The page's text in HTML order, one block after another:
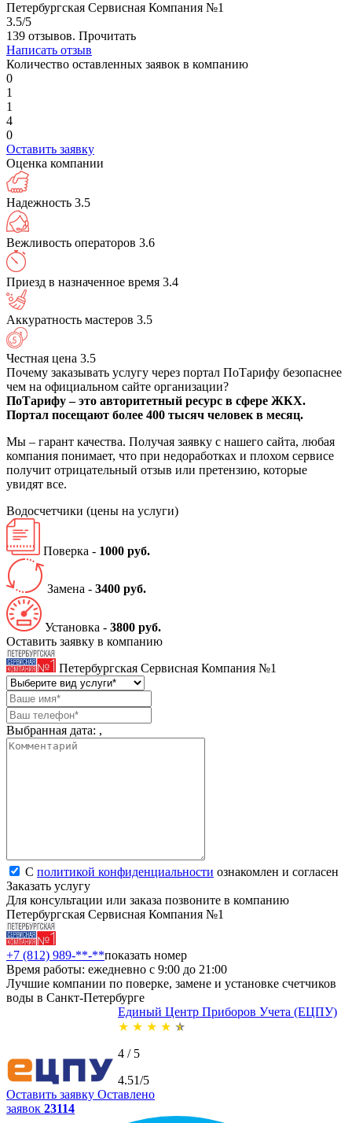
Петербургская Сервисная Компания №1
3.5/5
139 отзывов. Прочитать
Написать отзыв
Количество оставленных заявок в компанию
0
1
1
4
0
Оставить заявку
Оценка компании
Надежность 3.5
Вежливость операторов 3.6
Приезд в назначенное время 3.4
Аккуратность мастеров 3.5
Честная цена 3.5
Почему заказывать услугу через портал ПоТарифу безопаснее
чем на официальном сайте организации?
ПоТарифу – это авторитетный ресурс в сфере ЖКХ.
Портал посещают более 400 тысяч человек в месяц.
Мы – гарант качества. Получая заявку с нашего сайта, любая
компания понимает, что при недоработках и плохом сервисе
получит отрицательный отзыв или претензию, которые
увидят все.
Водосчетчики (цены на услуги)
Поверка - 1000 руб.
Замена - 3400 руб.
Установка - 3800 руб.
Оставить заявку в компанию
Петербургская Сервисная Компания №1
Выбранная дата: ,
С политикой конфиденциальности ознакомлен и согласен
Заказать услугу
Для консультации или заказа позвоните в компанию
Петербургская Сервисная Компания №1
+7 (812) 989-**-**показать номер
Время работы: ежедневно с 9:00 до 21:00
Лучшие компании по поверке, замене и установке счетчиков
воды в Санкт-Петербурге
Единый Центр Приборов Учета (ЕЦПУ)
★ ★ ★ ★ ★
4 / 5
4.51/5
Оставить заявку Оставлено
заявок 23114